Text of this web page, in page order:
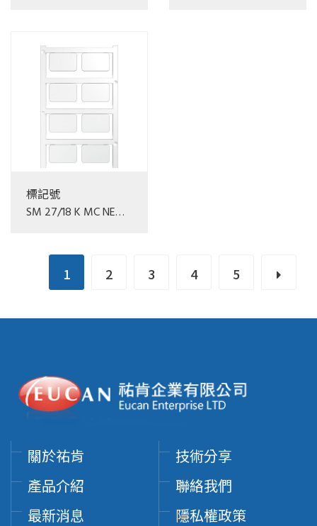
標記號
SM 27/18 K MC NE
1 2 3 4 5
關於祐肯
產品介紹
最新消息
技術分享
聯絡我們
隱私權政策